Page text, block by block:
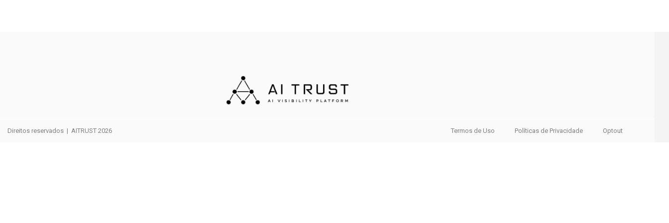
Direitos reservados | AITRUST 2026 Termos de Uso Políticas de Privacidade Optout